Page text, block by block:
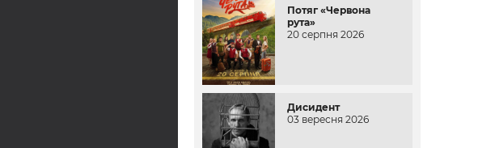
Потяг «Червона
рута»
20 серпня 2026
Дисидент
03 вересня 2026